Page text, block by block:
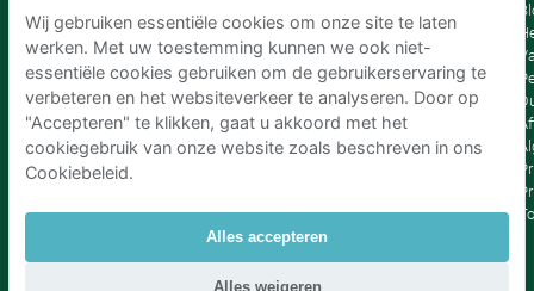
Spaans
Frankrijk
Italiaans
Nederlands
Parkeren Amsterdam
Wij gebruiken essentiële cookies om onze site te laten
werken. Met uw toestemming kunnen we ook niet-
essentiële cookies gebruiken om de gebruikerservaring te
verbeteren en het websiteverkeer te analyseren. Door op
"Accepteren" te klikken, gaat u akkoord met het
cookiegebruik van onze website zoals beschreven in ons
Cookiebeleid.
Alles accepteren
Alles weigeren